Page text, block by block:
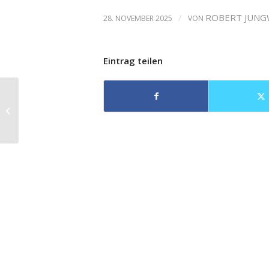
28. NOVEMBER 2025 / VON ROBERT
Eintrag teilen
Autographen im Salzburger